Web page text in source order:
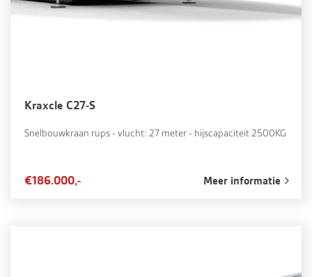
Kraxcle C27-S
Snelbouwkraan rups - vlucht: 27 meter - hijscapaciteit 2500KG
€186.000,- Meer informatie